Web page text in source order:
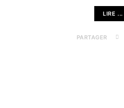
LIRE ...
PARTAGER